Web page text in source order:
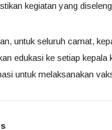
kegiatan yang
untuk seluruh camat,
edukasi ke setiap
untuk melaksanakan